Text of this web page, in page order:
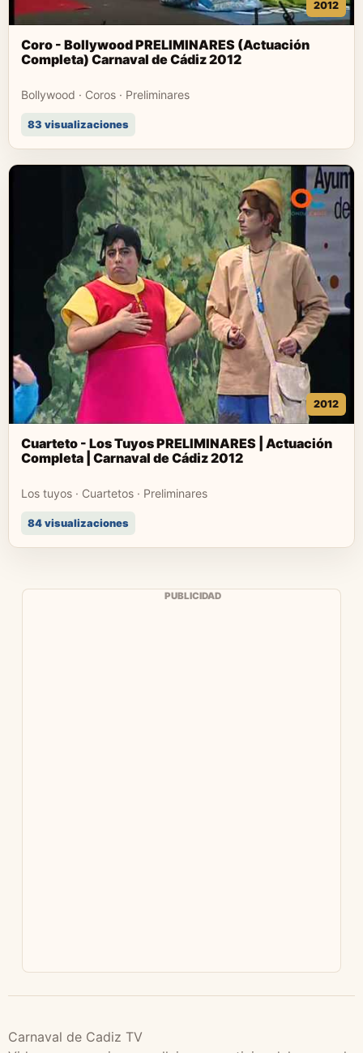
2012
Coro - Bollywood PRELIMINARES (Actuación
Completa) Carnaval de Cádiz 2012
Bollywood · Coros · Preliminares
83 visualizaciones
2012
Cuarteto - Los Tuyos PRELIMINARES | Actuación
Completa | Carnaval de Cádiz 2012
Los tuyos · Cuartetos · Preliminares
84 visualizaciones
PUBLICIDAD
Carnaval de Cadiz TV